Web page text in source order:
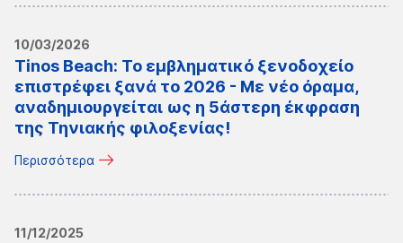
10/03/2026
Tinos Beach: Το εμβληματικό ξενοδοχείο
επιστρέφει ξανά το 2026 - Με νέο όραμα,
αναδημιουργείται ως η 5άστερη έκφραση
της Τηνιακής φιλοξενίας!
Περισσότερα
11/12/2025